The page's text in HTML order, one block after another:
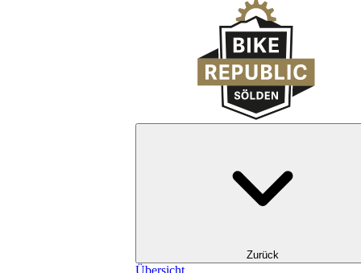
Zurück
Übersicht